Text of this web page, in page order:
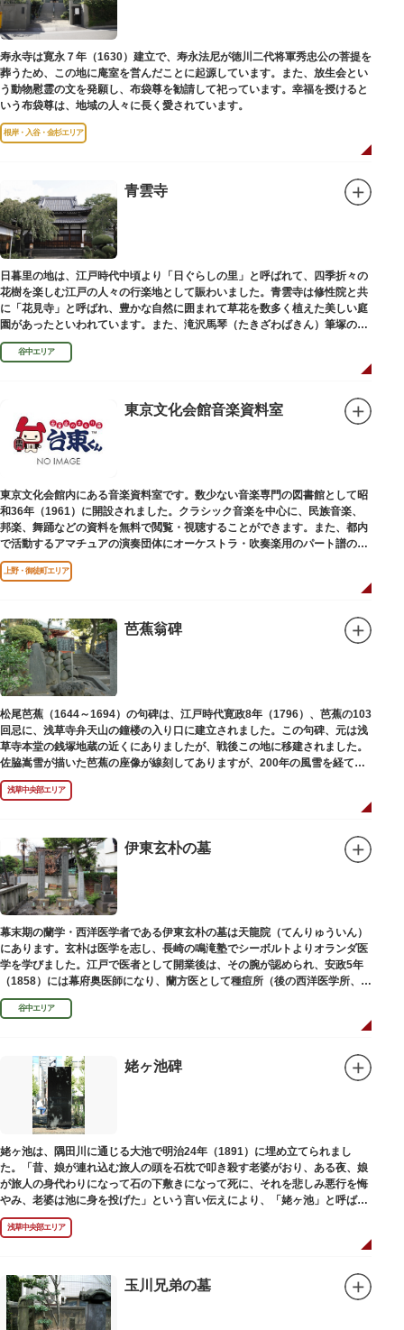
寿永寺は寛永７年（1630）建立で、寿永法尼が徳川二代将軍秀忠公の菩提を
葬うため、この地に庵室を営んだことに起源しています。また、放生会とい
う動物慰霊の文を発願し、布袋尊を勧請して祀っています。幸福を授けると
いう布袋尊は、地域の人々に長く愛されています。
根岸・入谷・金杉エリア
青雲寺
日暮里の地は、江戸時代中頃より「日ぐらしの里」と呼ばれて、四季折々の
花樹を楽しむ江戸の人々の行楽地として賑わいました。青雲寺は修性院と共
に「花見寺」と呼ばれ、豊かな自然に囲まれて草花を数多く植えた美しい庭
園があったといわれています。また、滝沢馬琴（たきざわばきん）筆塚の碑
があります。
谷中エリア
東京文化会館音楽資料室
東京文化会館内にある音楽資料室です。数少ない音楽専門の図書館として昭
和36年（1961）に開設されました。クラシック音楽を中心に、民族音楽、
邦楽、舞踊などの資料を無料で閲覧・視聴することができます。また、都内
で活動するアマチュアの演奏団体にオーケストラ・吹奏楽用のパート譜の館
外貸出も行っています。
上野・御徒町エリア
芭蕉翁碑
松尾芭蕉（1644～1694）の句碑は、江戸時代寛政8年（1796）、芭蕉の103
回忌に、浅草寺弁天山の鐘楼の入り口に建立されました。この句碑、元は浅
草寺本堂の銭塚地蔵の近くにありましたが、戦後この地に移建されました。
佐脇嵩雪が描いた芭蕉の座像が線刻してありますが、200年の風雪を経て、
碑石も欠損し、碑面の判読も困難となっています。
浅草中央部エリア
伊東玄朴の墓
幕末期の蘭学・西洋医学者である伊東玄朴の墓は天龍院（てんりゅういん）
にあります。玄朴は医学を志し、長崎の鳴滝塾でシーボルトよりオランダ医
学を学びました。江戸で医者として開業後は、その腕が認められ、安政5年
（1858）には幕府奥医師になり、蘭方医として種痘所（後の西洋医学所、現
東京大学医学部）の開設などに尽力し、明治4年（1871）72歳で没しまし
た。谷中エリア
姥ヶ池碑
姥ヶ池は、隅田川に通じる大池で明治24年（1891）に埋め立てられまし
た。「昔、娘が連れ込む旅人の頭を石枕で叩き殺す老婆がおり、ある夜、娘
が旅人の身代わりになって石の下敷きになって死に、それを悲しみ悪行を悔
やみ、老婆は池に身を投げた」という言い伝えにより、「姥ヶ池」と呼ばれ
ていました。その碑は花川戸公園内にあります。
浅草中央部エリア
玉川兄弟の墓